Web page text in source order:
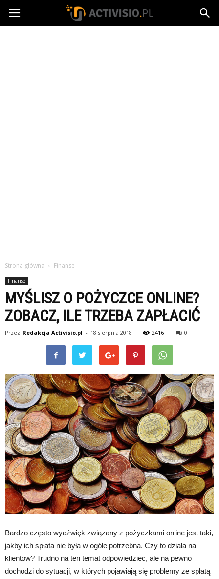
Activisio.pl
Strona główna Finanse
Finanse
MYŚLISZ O POŻYCZCE ONLINE?
ZOBACZ, ILE TRZEBA ZAPŁACIĆ
Przez Redakcja Activisio.pl - 18 sierpnia 2018 2416 0
Bardzo często wydźwięk związany z pożyczkami online jest taki,
jakby ich spłata nie była w ogóle potrzebna. Czy to działa na
klientów? Trudno na ten temat odpowiedzieć, ale na pewno
dochodzi do sytuacji, w których pojawiają się problemy ze spłatą